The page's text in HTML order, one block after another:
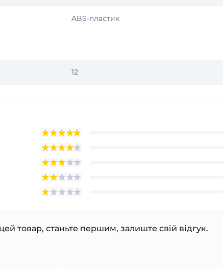
ABS-пластик
12
товар, станьте першим, залиште свій відгук.